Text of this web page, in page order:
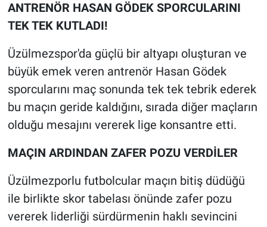
ANTRENÖR HASAN GÖDEK SPORCULARINI
TEK TEK KUTLADI!
Üzülmezspor'da güçlü bir altyapı oluşturan ve
büyük emek veren antrenör Hasan Gödek
sporcularını maç sonunda tek tek tebrik ederek
bu maçın geride kaldığını, sırada diğer maçların
olduğu mesajını vererek lige konsantre etti.
MAÇIN ARDINDAN ZAFER POZU VERDİLER
Üzülmezporlu futbolcular maçın bitiş düdüğü
ile birlikte skor tabelası önünde zafer pozu
vererek liderliği sürdürmenin haklı sevincini